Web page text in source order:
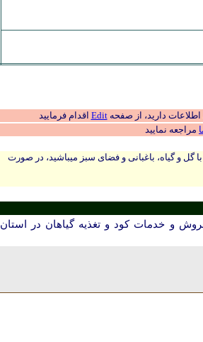
دارید، از صفحهEdit اقدام فرمایید
مراجعه نمایید
گل و گیاه، باغبانی و فضای سبز میباشید، در صورت
و خدمات کود و تغذیه گیاهان در استان